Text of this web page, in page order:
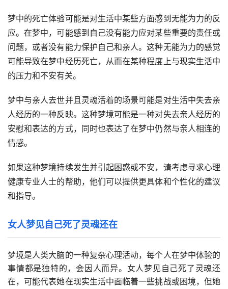
梦中的死亡体验可能是对生活中某些方面感到无能为力的反
应。在梦中，可能感到自己没有能力应对某些重要的责任或
问题，或者没有能力保护自己和亲人。这种无能为力的感觉
可能导致在梦中经历死亡，从而在某种程度上与现实生活中
的压力和不安有关。
梦中与亲人去世并且灵魂活着的场景可能是对生活中失去亲
人经历的一种反映。这种梦境可能是一种对失去亲人经历的
安慰和表达的方式，同时也表达了在梦中仍然与亲人相连的
情感。
如果这种梦境持续发生并引起困惑或不安，请考虑寻求心理
健康专业人士的帮助，他们可以提供更具体和个性化的建议
和指导。
女人梦见自己死了灵魂还在
梦境是人类大脑的一种复杂心理活动，每个人在梦中体验的
事情都是独特的，会因人而异。女人梦见自己死了灵魂还
在，可能代表她在现实生活中面临着一些挑战或困境，但她